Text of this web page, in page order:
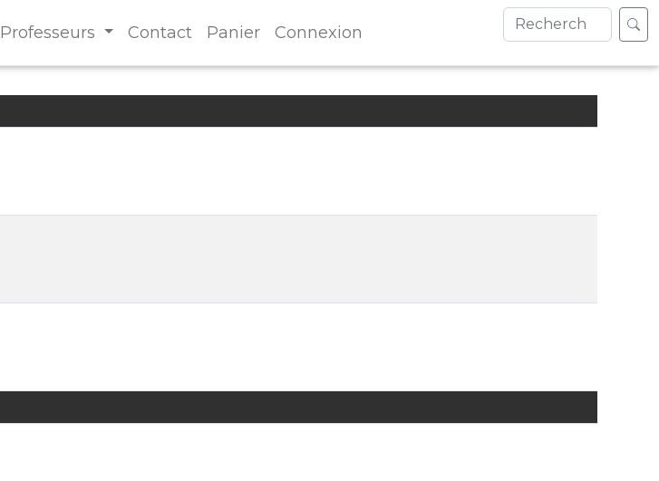
Professeurs Contact Panier Connexion